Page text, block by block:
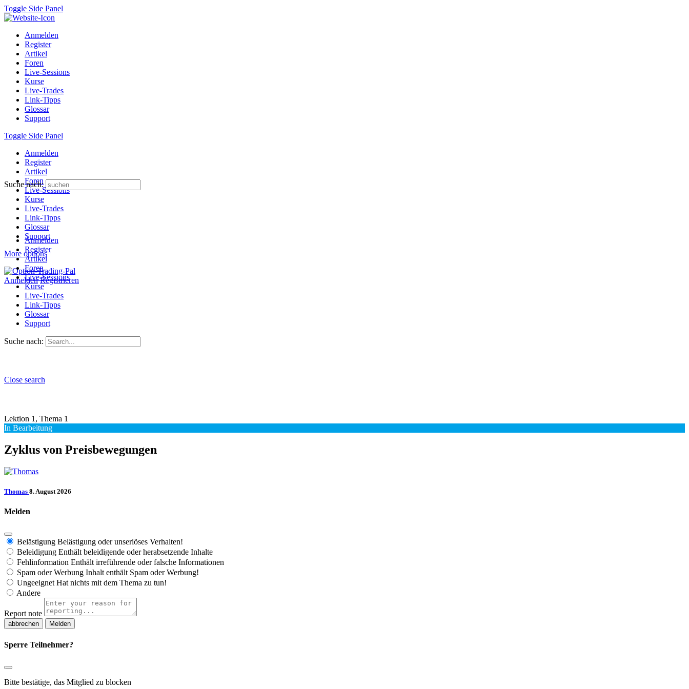
Toggle Side Panel
Anmelden
Register
Artikel
Foren
Live-Sessions
Kurse
Live-Trades
Link-Tipps
Glossar
Support
Toggle Side Panel
Anmelden
Register
Artikel
Foren
Live-Sessions
Kurse
Live-Trades
Link-Tipps
Glossar
Support
More options
Anmelden Registrieren
Suche nach:
Anmelden
Register
Artikel
Foren
Live-Sessions
Kurse
Live-Trades
Link-Tipps
Glossar
Support
Suche nach:
Close search
Lektion 1, Thema 1
In Bearbeitung
Zyklus von Preisbewegungen
Thomas 8. August 2026
Melden
Belästigung Belästigung oder unseriöses Verhalten!
Beleidigung Enthält beleidigende oder herabsetzende Inhalte
Fehlinformation Enthält irreführende oder falsche Informationen
Spam oder Werbung Inhalt enthält Spam oder Werbung!
Ungeeignet Hat nichts mit dem Thema zu tun!
Andere
Report note
Melden
Sperre Teilnehmer?
Bitte bestätige, das Mitglied zu blocken